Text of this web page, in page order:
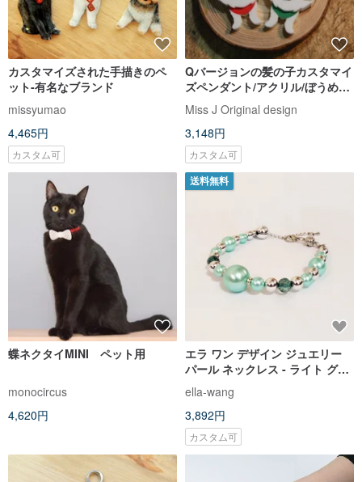
カスタマイズされた手描きのペ
ット-有名なブランド
missyumao
4,465円
カスタム可
Qバージョンの髪の子カスタマイ
ズペンダント/アクリル/ぼうめい/
色々カスタマイズ可能【全身】
Miss J Original design
3,148円
カスタム可
蝶ネクタイMINI ペット用
monocircus
4,620円
送料無料
エラ ワン デザイン ジュエリー
パール ネックレス - ライト グリ
ーン キャット ネックレス カラー
ella-wang
3,892円
カスタム可